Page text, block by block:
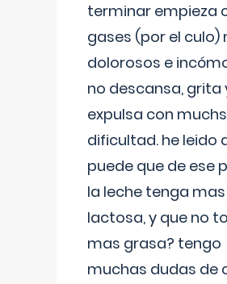
terminar empieza
gases (por el culo)
dolorosos e
no descansa, grita
expulsa con muchs
dificultad. he leido
puede que de ese
la leche tenga mas
lactosa, y que no
mas grasa? tengo
muchas dudas de